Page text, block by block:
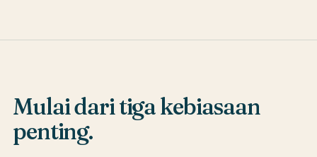
Mulai dari tiga kebiasaan
penting.